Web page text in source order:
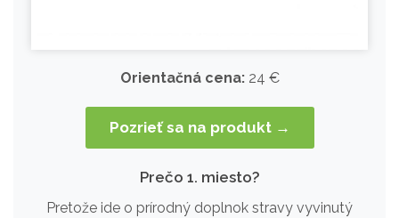
Orientačná cena:24 €
Pozrieť sa na produkt →
Prečo 1. miesto?
Pretože ide o prírodný doplnok stravy vyvinutý